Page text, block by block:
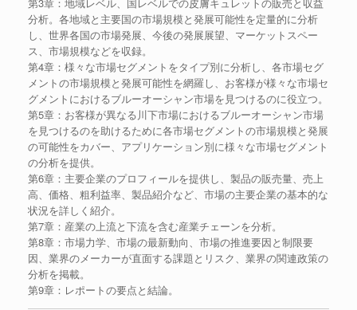
分析。各地域と主要国の市場規模と発展可能性を定量的に分析
し、世界各国の市場発展、今後の発展展望、マーケットスペー
ス、市場規模などを収録。
第4章：様々な市場セグメントをタイプ別に分析し、各市場セグ
メントの市場規模と発展可能性を網羅し、お客様が様々な市場セ
グメントにおけるブルーオーシャン市場を見つけるのに役立つ。
第5章：お客様が異なる川下市場におけるブルーオーシャン市場
を見つけるのを助けるために各市場セグメントの市場規模と発展
の可能性をカバー、アプリケーション別に様々な市場セグメント
の分析を提供。
第6章：主要企業のプロフィールを提供し、製品の販売量、売上
高、価格、粗利益率、製品紹介など、市場の主要企業の基本的な
状況を詳しく紹介。
第7章：産業の上流と下流を含む産業チェーンを分析。
第8章：市場力学、市場の最新動向、市場の推進要因と制限要
因、業界のメーカーが直面する課題とリスク、業界の関連政策の
分析を掲載。
第9章：レポートの要点と結論。